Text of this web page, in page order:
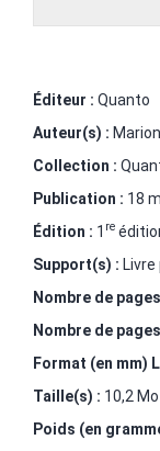
Éditeur : Quanto
Auteur(s) :
Collection :
Publication : 18
Édition : 1 re
Support(s) : Livre
Nombre de pages
Nombre de pages
Format (en mm)
Taille(s) : 10,2
Poids (en